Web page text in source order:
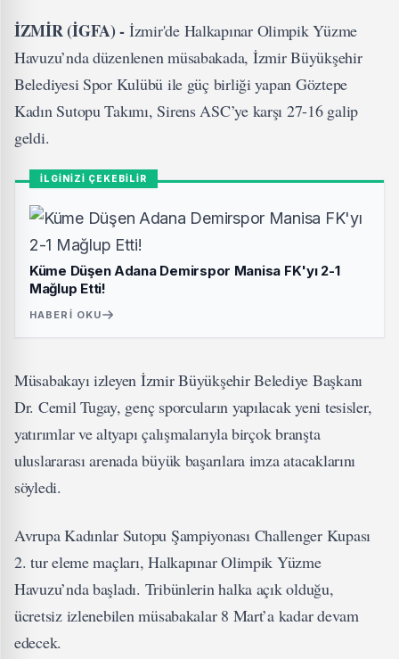
İZMİR (İGFA) - İzmir'de Halkapınar Olimpik Yüzme
Havuzu’nda düzenlenen müsabakada, İzmir Büyükşehir
Belediyesi Spor Kulübü ile güç birliği yapan Göztepe
Kadın Sutopu Takımı, Sirens ASC’ye karşı 27-16 galip
geldi.
İLGİNİZİ ÇEKEBİLİR
Küme Düşen Adana Demirspor Manisa FK'yı 2-1
Mağlup Etti!
HABERI OKU
Müsabakayı izleyen İzmir Büyükşehir Belediye Başkanı
Dr. Cemil Tugay, genç sporcuların yapılacak yeni tesisler,
yatırımlar ve altyapı çalışmalarıyla birçok branşta
uluslararası arenada büyük başarılara imza atacaklarını
söyledi.
Avrupa Kadınlar Sutopu Şampiyonası Challenger Kupası
2. tur eleme maçları, Halkapınar Olimpik Yüzme
Havuzu’nda başladı. Tribünlerin halka açık olduğu,
ücretsiz izlenebilen müsabakalar 8 Mart’a kadar devam
edecek.